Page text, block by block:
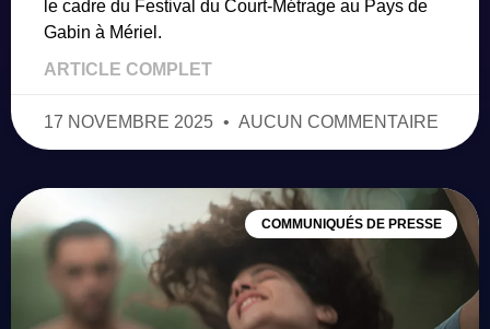
le cadre du Festival du Court-Métrage au Pays de
Gabin à Mériel.
ARTICLE COMPLET
17 NOVEMBRE 2025 AUCUN COMMENTAIRE
COMMUNIQUÉS DE PRESSE